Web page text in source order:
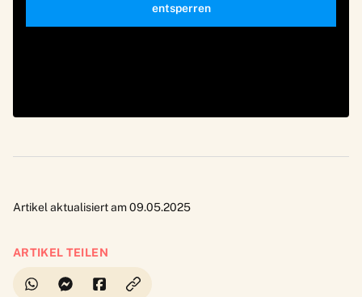
entsperren
Artikel aktualisiert am 09.05.2025
ARTIKEL TEILEN